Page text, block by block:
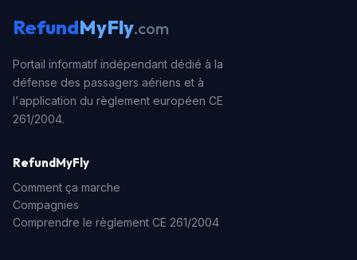
RefundMyFly.com
Portail informatif indépendant dédié à la
défense des passagers aériens et à
l'application du règlement européen CE
261/2004.
RefundMyFly
Comment ça marche
Compagnies
Comprendre le règlement CE 261/2004